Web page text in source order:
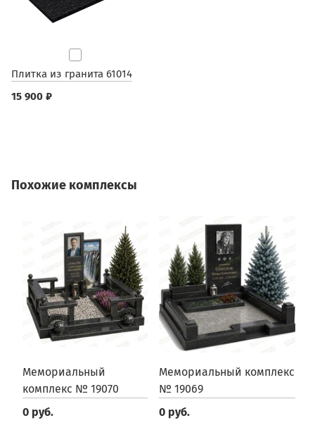
Плитка из гранита 61014
15 900 ₽
Похожие комплексы
Мемориальный
комплекс № 19070
0 руб.
Мемориальный комплекс
№ 19069
0 руб.